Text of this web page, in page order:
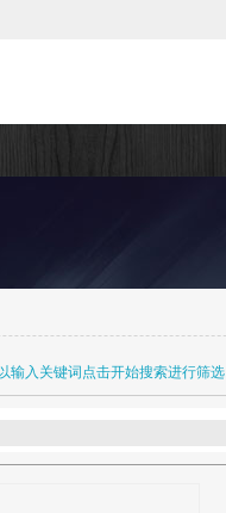
输入关键词点击开始搜索进行筛选